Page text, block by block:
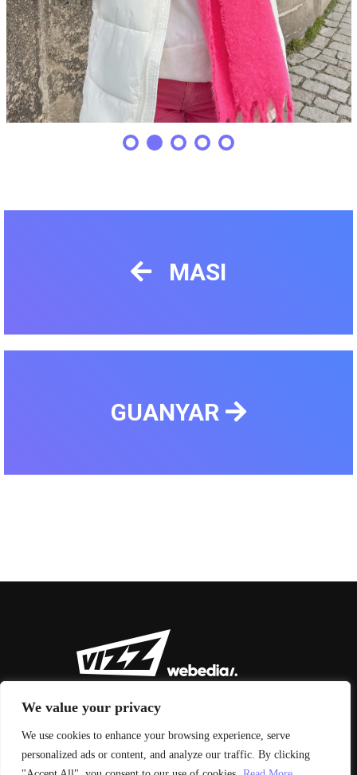
We value your privacy
We use cookies to enhance your browsing experience, serve
personalized ads or content, and analyze our traffic. By clicking
MASI
GUANYAR
© 2026 Vizz Agency